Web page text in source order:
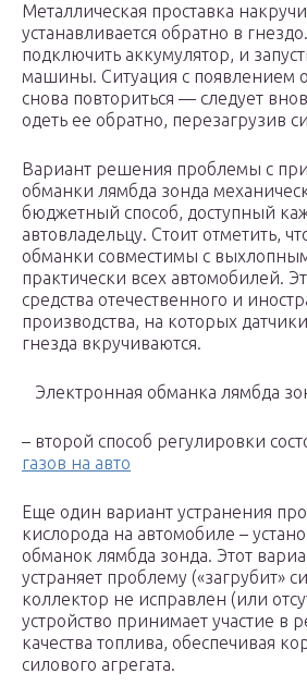
Металлическая проставка
устанавливается обратно в
подключить аккумулятор, и
машины. Ситуация с появлением
снова повториться — следует
одеть ее обратно, перезагрузив
Вариант решения проблемы с
обманки лямбда зонда
бюджетный способ, доступный
автовладельцу. Стоит отметить,
обманки совместимы с
практически всех автомобилей.
средства отечественного и
производства, на которых
гнезда вкручиваются.
Электронная обманка лямбда
– второй способ регулировки
газов на авто
Еще один вариант устранения
кислорода на автомобиле –
обманок лямбда зонда. Этот
устраняет проблему («загрубит»
коллектор не исправлен (или
устройство принимает участие в
качества топлива, обеспечивая
силового агрегата.